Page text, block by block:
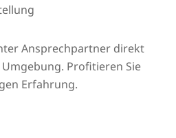
Ansprechpartner direkt
Profitieren Sie
Erfahrung.